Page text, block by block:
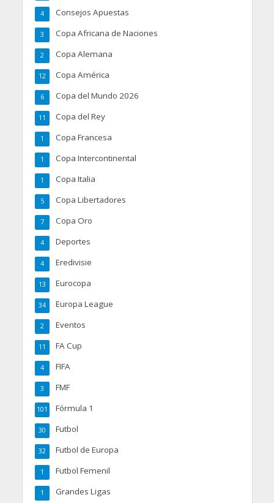
Consejos Apuestas
4
Copa Africana de Naciones
3
Copa Alemana
2
Copa América
12
Copa del Mundo 2026
6
Copa del Rey
11
Copa Francesa
1
Copa Intercontinental
1
Copa Italia
1
Copa Libertadores
5
Copa Oro
7
Deportes
4
Eredivisie
4
Eurocopa
13
Europa League
34
Eventos
2
FA Cup
11
FIFA
4
FMF
3
Fórmula 1
101
Futbol
30
Futbol de Europa
32
Futbol Femenil
1
Grandes Ligas
1